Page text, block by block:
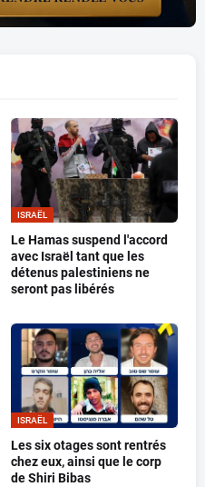
ISRAËL
Le Hamas suspend l'accord
avec Israël tant que les
détenus palestiniens ne
seront pas libérés
ISRAËL
Les six otages sont rentrés
chez eux, ainsi que le corp
de Shiri Bibas